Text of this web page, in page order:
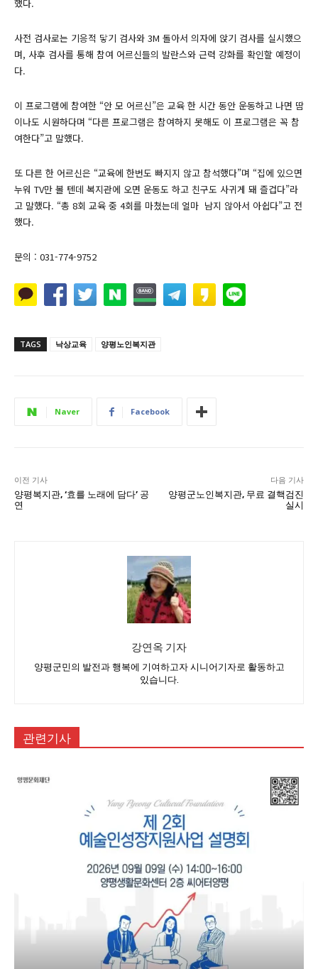
했다.
사전 검사로는 기응적 닿기 검사와 3M 돌아서 의자에 앉기 검사를 실시했으
며, 사후 검사를 통해 참여 어르신들의 발란스와 근력 강화를 확인할 예정이
다.
이 프로그램에 참여한 “안 모 어르신”은 교육 한 시간 동안 운동하고 나면 땀
이나도 시원하다며 “다른 프로그램은 참여하지 못해도 이 프로그램은 꼭 참
여한다”고 말했다.
또 다른 한 어르신은 “교육에 한번도 빠지지 않고 참석했다”며 “집에 있으면
누워 TV만 볼 텐데 복지관에 오면 운동도 하고 친구도 사귀게 돼 즐겁다”라
고 말했다. “총 8회 교육 중 4회를 마쳤는데 얼마 남지 않아서 아쉽다”고 전
했다.
문의 : 031-774-9752
TAGS 낙상교육 양평노인복지관
Naver Facebook
이전 기사
양평복지관, ‘효를 노래에 담다’ 공
연
다음 기사
양평군노인복지관, 무료 결핵검진
실시
강연옥 기자
양평군민의 발전과 행복에 기여하고자 시니어기자로 활동하고
있습니다.
관련기사